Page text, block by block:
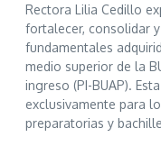
Rectora Lilia Cedillo
fortalecer, consolidar
fundamentales
medio superior de la
ingreso (PI-BUAP).
exclusivamente para
preparatorias y